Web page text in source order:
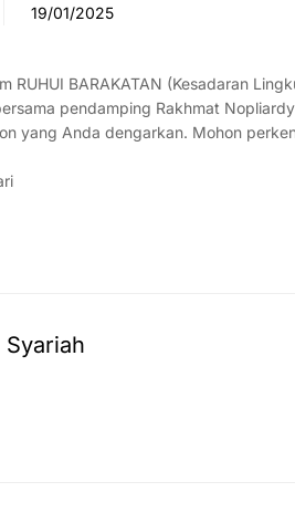
19/01/2025
RUHUI BARAKATAN (Kesadaran
pendamping Rakhmat
yang Anda dengarkan. Mohon